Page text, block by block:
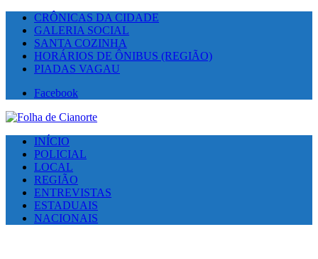
CRÔNICAS DA CIDADE
GALERIA SOCIAL
SANTA COZINHA
HORÁRIOS DE ÔNIBUS (REGIÃO)
PIADAS VAGAU
Facebook
INÍCIO
POLICIAL
LOCAL
REGIÃO
ENTREVISTAS
ESTADUAIS
NACIONAIS